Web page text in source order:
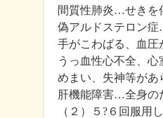
間質性肺炎…せきを
偽アルドステロン症
手がこわばる、血圧
うっ血性心不全、
めまい、失神等があ
肝機能障害…全身の
（２）５?６回服用